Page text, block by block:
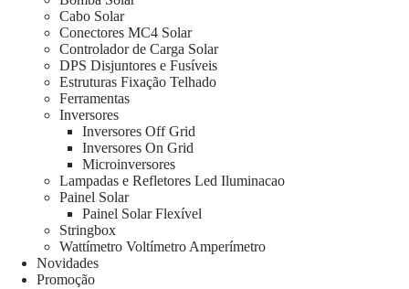
Cabo Solar
Conectores MC4 Solar
Controlador de Carga Solar
DPS Disjuntores e Fusíveis
Estruturas Fixação Telhado
Ferramentas
Inversores
Inversores Off Grid
Inversores On Grid
Microinversores
Lampadas e Refletores Led Iluminacao
Painel Solar
Painel Solar Flexível
Stringbox
Wattímetro Voltímetro Amperímetro
Novidades
Promoção